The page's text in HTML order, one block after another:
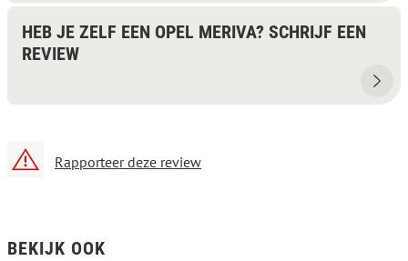
HEB JE ZELF EEN OPEL MERIVA? SCHRIJF EEN
REVIEW
Rapporteer deze review
BEKIJK OOK